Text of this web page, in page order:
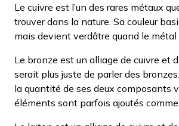
Le cuivre est l’un des rares métaux
trouver dans la nature. Sa couleur
mais devient verdâtre quand le métal
Le bronze est un alliage de cuivre et
serait plus juste de parler des
la quantité de ses deux composants
éléments sont parfois ajoutés comme